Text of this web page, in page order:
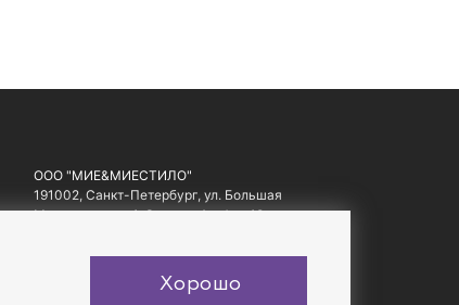
ООО "МИЕ&МИЕСТИЛО"
191002, Санкт-Петербург, ул. Большая
Московская, д. 1-3, литер А, офис 10.
Хорошо